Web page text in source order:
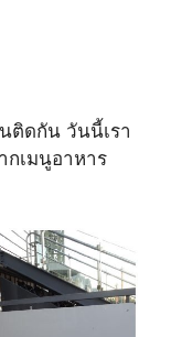
ติดกัน วันนี้เรา
กเมนูอาหาร